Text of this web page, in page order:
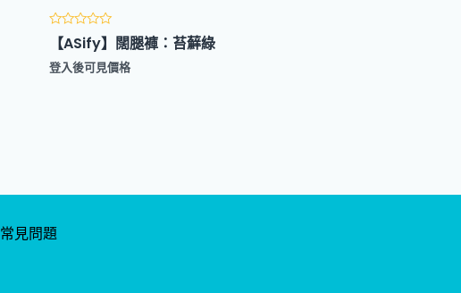
評
分
0
滿
【ASify】闊腿褲：苔蘚綠
登入後可見價格
常見問題